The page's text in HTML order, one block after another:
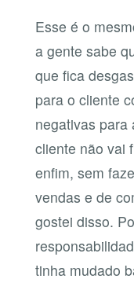
Esse é o
a gente sabe
que fica
para o cliente
negativas para
cliente não vai
enfim, sem
vendas e de
gostei disso.
tinha mudado